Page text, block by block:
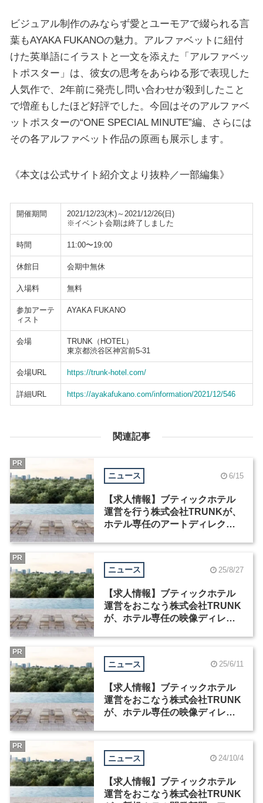
ビジュアル制作のみならず愛とユーモアで綴られる言
葉もAYAKA FUKANOの魅力。アルファベットに紐付
けた英単語にイラストと一文を添えた「アルファベッ
トポスター」は、彼女の思考をあらゆる形で表現した
人気作で、2年前に発売し問い合わせが殺到したこと
で増産もしたほど好評でした。今回はそのアルファベ
ットポスターの“ONE SPECIAL MINUTE”編、さらには
その各アルファベット作品の原画も展示します。
《本文は公式サイト紹介文より抜粋／一部編集》
開催期間
2021/12/23(木)～2021/12/26(日)
※イベント会期は終了しました
時間 11:00〜19:00
休館日 会期中無休
入場料 無料
参加アーテ
ィスト
AYAKA FUKANO
会場
TRUNK（HOTEL）
東京都渋谷区神宮前5-31
会場URL https://trunk-hotel.com/
詳細URL https://ayakafukano.com/information/2021/12/546
関連記事
ニュース 6/15
【求人情報】ブティックホテル
運営を行う株式会社TRUNKが、
ホテル専任のアートディレクタ
PR
ニュース 25/8/27
【求人情報】ブティックホテル
運営をおこなう株式会社TRUNK
が、ホテル専任の映像ディレク
PR
ニュース 25/6/11
【求人情報】ブティックホテル
運営をおこなう株式会社TRUNK
が、ホテル専任の映像ディレク
PR
ニュース 24/10/4
【求人情報】ブティックホテル
運営をおこなう株式会社TRUNK
PR